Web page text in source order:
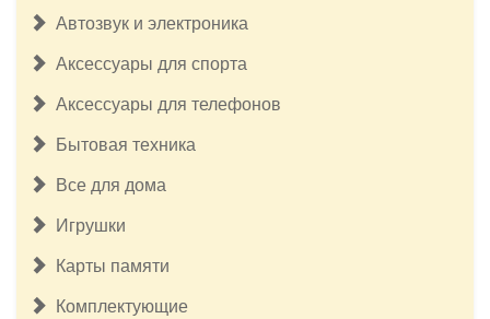
Автозвук и электроника
Аксессуары для спорта
Аксессуары для телефонов
Бытовая техника
Все для дома
Игрушки
Карты памяти
Комплектующие